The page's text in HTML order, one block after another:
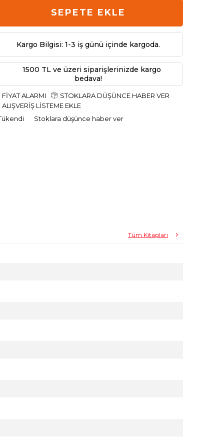
SEPETE EKLE
Kargo Bilgisi: 1-3 iş günü içinde kargoda.
1500 TL ve üzeri siparişlerinizde kargo
bedava!
FIYAT ALARMI
STOKLARA DÜŞÜNCE HABER VER
ALIŞVERIŞ LISTEME EKLE
Stoklara düşünce haber ver
Tüm Kitapları